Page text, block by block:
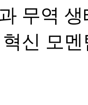
무역
신 모